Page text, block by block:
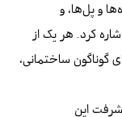
و پل‌ها، و
کرد. هر یک از
گوناگون ساختمانی،
این